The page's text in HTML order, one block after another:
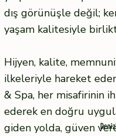
dış görünüşle değil;
yaşam kalitesiyle
Hijyen, kalite,
ilkeleriyle hareket
& Spa, her misafirinin
ederek en doğru
giden yolda, güven